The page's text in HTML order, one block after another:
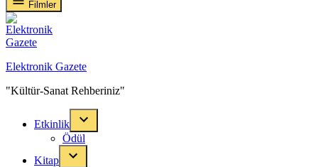
Filmler
Elektronik Gazete
"Kültür-Sanat Rehberiniz"
Etkinlik
Ödül
Kitap